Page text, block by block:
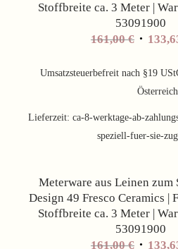
Stoffbreite ca. 3 Meter |
53091900
161,00€
war:
161,00 €
Umsatzsteuerbefreit nach §19
Österreich
Lieferzeit:ca-8-werktage-ab-
speziell-fuer-sie-
Meterware aus Leinen zum
Design 49 Fresco Ceramics |
Stoffbreite ca. 3 Meter |
53091900
161,00€